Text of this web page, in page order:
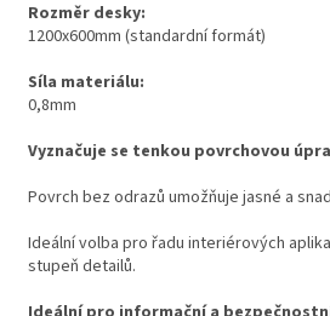
Rozměr desky:
1200x600mm (standardní formát)
Síla materiálu:
0,8mm
Vyznačuje se tenkou povrchovou
Povrch bez odrazů umožňuje jasné a
Ideální volba pro řadu interiérových
stupeň detailů.